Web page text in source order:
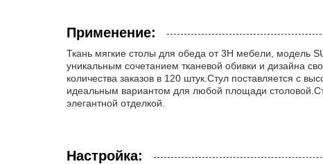
Применение:
Ткань мягкие столы для обеда от 3H мебели, модель
уникальным сочетанием тканевой обивки и дизайна
количества заказов в 120 штук.Стул поставляется с
идеальным вариантом для любой площади
элегантной отделкой.
Настройка: